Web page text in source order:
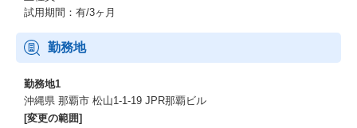
試用期間：有/3ヶ月
勤務地
勤務地1
沖縄県 那覇市 松山1-1-19 JPR那覇ビル
[変更の範囲]